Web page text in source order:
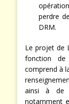
perdre
DRM.
Le projet de
fonction de
comprend à
ainsi à de
notamment